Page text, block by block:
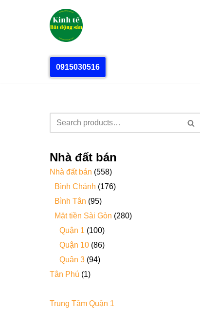
0915030516
Nhà đất bán
Nhà đất bán (558)
Bình Chánh (176)
Bình Tân (95)
Mặt tiền Sài Gòn (280)
Quận 1 (100)
Quận 10 (86)
Quận 3 (94)
Tân Phú (1)
Trung Tâm Quận 1